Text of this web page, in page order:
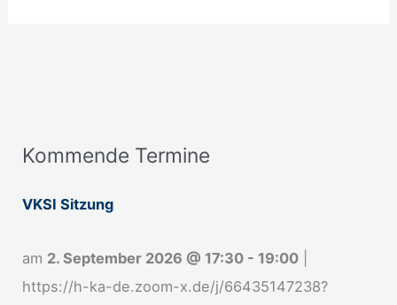
Kommende Termine
VKSI Sitzung
am 2. September 2026 @ 17:30 - 19:00
https://h-ka-de.zoom-x.de/j/66435147238?
A
m
l
d